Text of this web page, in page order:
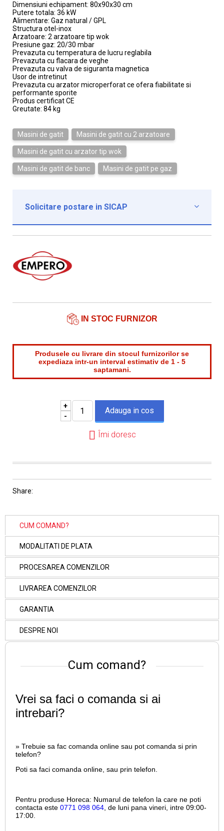
Dimensiuni echipament: 80x90x30 cm
Putere totala: 36 kW
Alimentare: Gaz natural / GPL
Structura otel-inox
Arzatoare: 2 arzatoare tip wok
Presiune gaz: 20/30 mbar
Prevazuta cu temperatura de lucru reglabila
Prevazuta cu flacara de veghe
Prevazuta cu valva de siguranta magnetica
Usor de intretinut
Prevazuta cu arzator microperforat ce ofera fiabilitate si
performante sporite
Produs certificat CE
Greutate: 84 kg
Masini de gatit Masini de gatit cu 2 arzatoare
Masini de gatit cu arzator tip wok
Masini de gatit de banc Masini de gatit pe gaz
Solicitare postare in SICAP 
Institutie*
Nume contact*
IN STOC FURNIZOR
Produsele cu livrare din stocul furnizorilor se
expediaza intr-un interval estimativ de 1 - 5
saptamani.
+
-
Îmi doresc
Share:
CUM COMAND?
MODALITATI DE PLATA
PROCESAREA COMENZILOR
LIVRAREA COMENZILOR
GARANTIA
DESPRE NOI
Cum comand?
Vrei sa faci o comanda si ai
intrebari?
» Trebuie sa fac comanda online sau pot comanda si prin
telefon?
Poti sa faci comanda online, sau prin telefon.
Pentru produse Horeca: Numarul de telefon la care ne poti
contacta este 0771 098 064, de luni pana vineri, intre 09:00-
17:00.